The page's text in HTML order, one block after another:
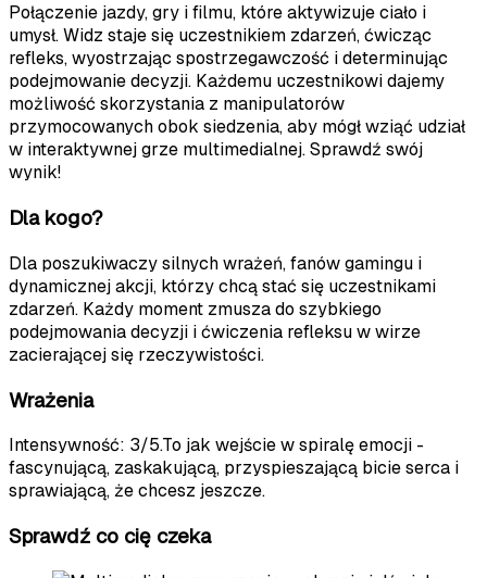
Połączenie jazdy, gry i filmu, które aktywizuje ciało i
umysł. Widz staje się uczestnikiem zdarzeń, ćwicząc
refleks, wyostrzając spostrzegawczość i determinując
podejmowanie decyzji. Każdemu uczestnikowi dajemy
możliwość skorzystania z manipulatorów
przymocowanych obok siedzenia, aby mógł wziąć udział
w interaktywnej grze multimedialnej. Sprawdź swój
wynik!
Dla kogo?
Dla poszukiwaczy silnych wrażeń, fanów gamingu i
dynamicznej akcji, którzy chcą stać się uczestnikami
zdarzeń. Każdy moment zmusza do szybkiego
podejmowania decyzji i ćwiczenia refleksu w wirze
zacierającej się rzeczywistości.
Wrażenia
Intensywność: 3/5.To jak wejście w spiralę emocji -
fascynującą, zaskakującą, przyspieszającą bicie serca i
sprawiającą, że chcesz jeszcze.
Sprawdź co cię czeka